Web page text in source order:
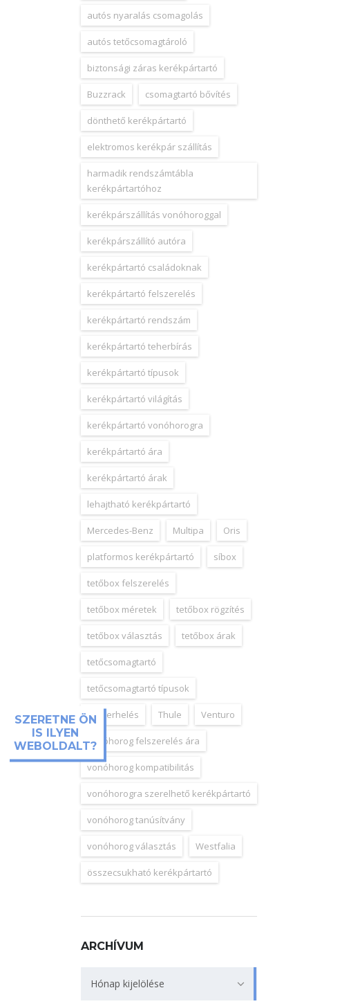
SZERETNE ÖN
IS ILYEN
WEBOLDALT?
autós nyaralás csomagolás
autós tetőcsomagtároló
biztonsági záras kerékpártartó
Buzzrack csomagtartó bővítés
dönthető kerékpártartó
elektromos kerékpár szállítás
harmadik rendszámtábla
kerékpártartóhoz
kerékpárszállítás vonóhoroggal
kerékpárszállító autóra
kerékpártartó családoknak
kerékpártartó felszerelés
kerékpártartó rendszám
kerékpártartó teherbírás
kerékpártartó típusok
kerékpártartó világítás
kerékpártartó vonóhorogra
kerékpártartó ára
kerékpártartó árak
lehajtható kerékpártartó
Mercedes-Benz Multipa Oris
platformos kerékpártartó síbox
tetőbox felszerelés
tetőbox méretek tetőbox rögzítés
tetőbox választás tetőbox árak
tetőcsomagtartó
tetőcsomagtartó típusok
tetőterhelés Thule Venturo
vonóhorog felszerelés ára
vonóhorog kompatibilitás
vonóhorogra szerelhető kerékpártartó
vonóhorog tanúsítvány
vonóhorog választás Westfalia
összecsukható kerékpártartó
ARCHÍVUM
Hónap kijelölése